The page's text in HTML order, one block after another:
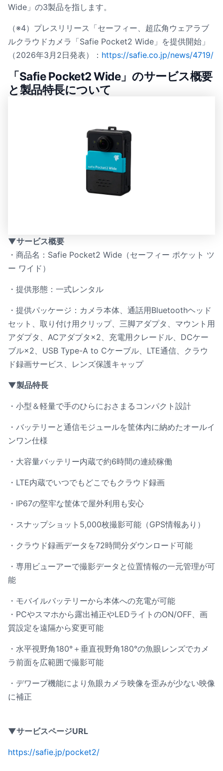
Wide」の3製品を指します。
（※4）プレスリリース「セーフィー、超広角ウェアラブ
ルクラウドカメラ「Safie Pocket2 Wide」を提供開始」
（2026年3月2日発表）： https://safie.co.jp/news/4719/
「Safie Pocket2 Wide」のサービス概要
と製品特長について
▼サービス概要
・商品名：Safie Pocket2 Wide（セーフィー ポケット ツ
ー ワイド）
・提供形態：一式レンタル
・提供パッケージ：カメラ本体、通話用Bluetoothヘッド
セット、取り付け用クリップ、三脚アダプタ、マウント用
アダプタ、ACアダプタ×2、充電用クレードル、DCケー
ブル×2、USB Type-A to Cケーブル、LTE通信、クラウ
ド録画サービス、レンズ保護キャップ
▼製品特長
・小型＆軽量で手のひらにおさまるコンパクト設計
・バッテリーと通信モジュールを筐体内に納めたオールイ
ンワン仕様
・大容量バッテリー内蔵で約6時間の連続稼働
・LTE内蔵でいつでもどこでもクラウド録画
・IP67の堅牢な筐体で屋外利用も安心
・スナップショット5,000枚撮影可能（GPS情報あり）
・クラウド録画データを72時間分ダウンロード可能
・専用ビューアーで撮影データと位置情報の一元管理が可
能
・モバイルバッテリーから本体への充電が可能
・PCやスマホから露出補正やLEDライトのON/OFF、画
質設定を遠隔から変更可能
・水平視野角180°＋垂直視野角180°の魚眼レンズでカメ
ラ前面を広範囲で撮影可能
・デワープ機能により魚眼カメラ映像を歪みが少ない映像
に補正
▼サービスページURL
https://safie.jp/pocket2/